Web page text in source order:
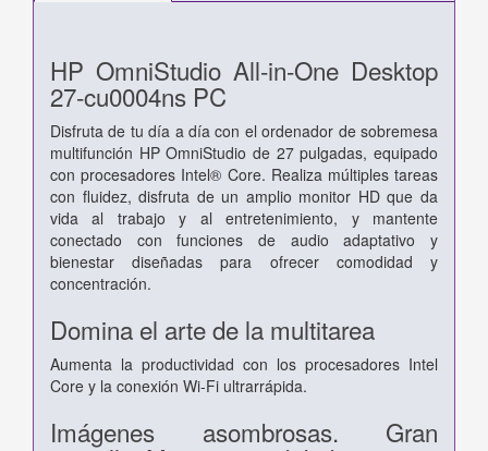
HP OmniStudio All-in-One Desktop
27-cu0004ns PC
Disfruta de tu día a día con el ordenador de sobremesa
multifunción HP OmniStudio de 27 pulgadas, equipado
con procesadores Intel® Core. Realiza múltiples tareas
con fluidez, disfruta de un amplio monitor HD que da
vida al trabajo y al entretenimiento, y mantente
conectado con funciones de audio adaptativo y
bienestar diseñadas para ofrecer comodidad y
concentración.
Domina el arte de la multitarea
Aumenta la productividad con los procesadores Intel
Core y la conexión Wi-Fi ultrarrápida.
Imágenes asombrosas. Gran